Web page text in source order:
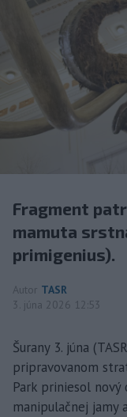
Fragment
mamuta
primigenius).
Autor TASR
3. júna 2026 12:53
Šurany 3. júna
pripravovanom
Park priniesol
manipulačnej